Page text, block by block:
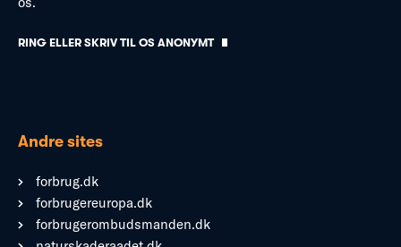
RING ELLER SKRIV TIL OS ANONYMT
Andre sites
forbrug.dk
forbrugereuropa.dk
forbrugerombudsmanden.dk